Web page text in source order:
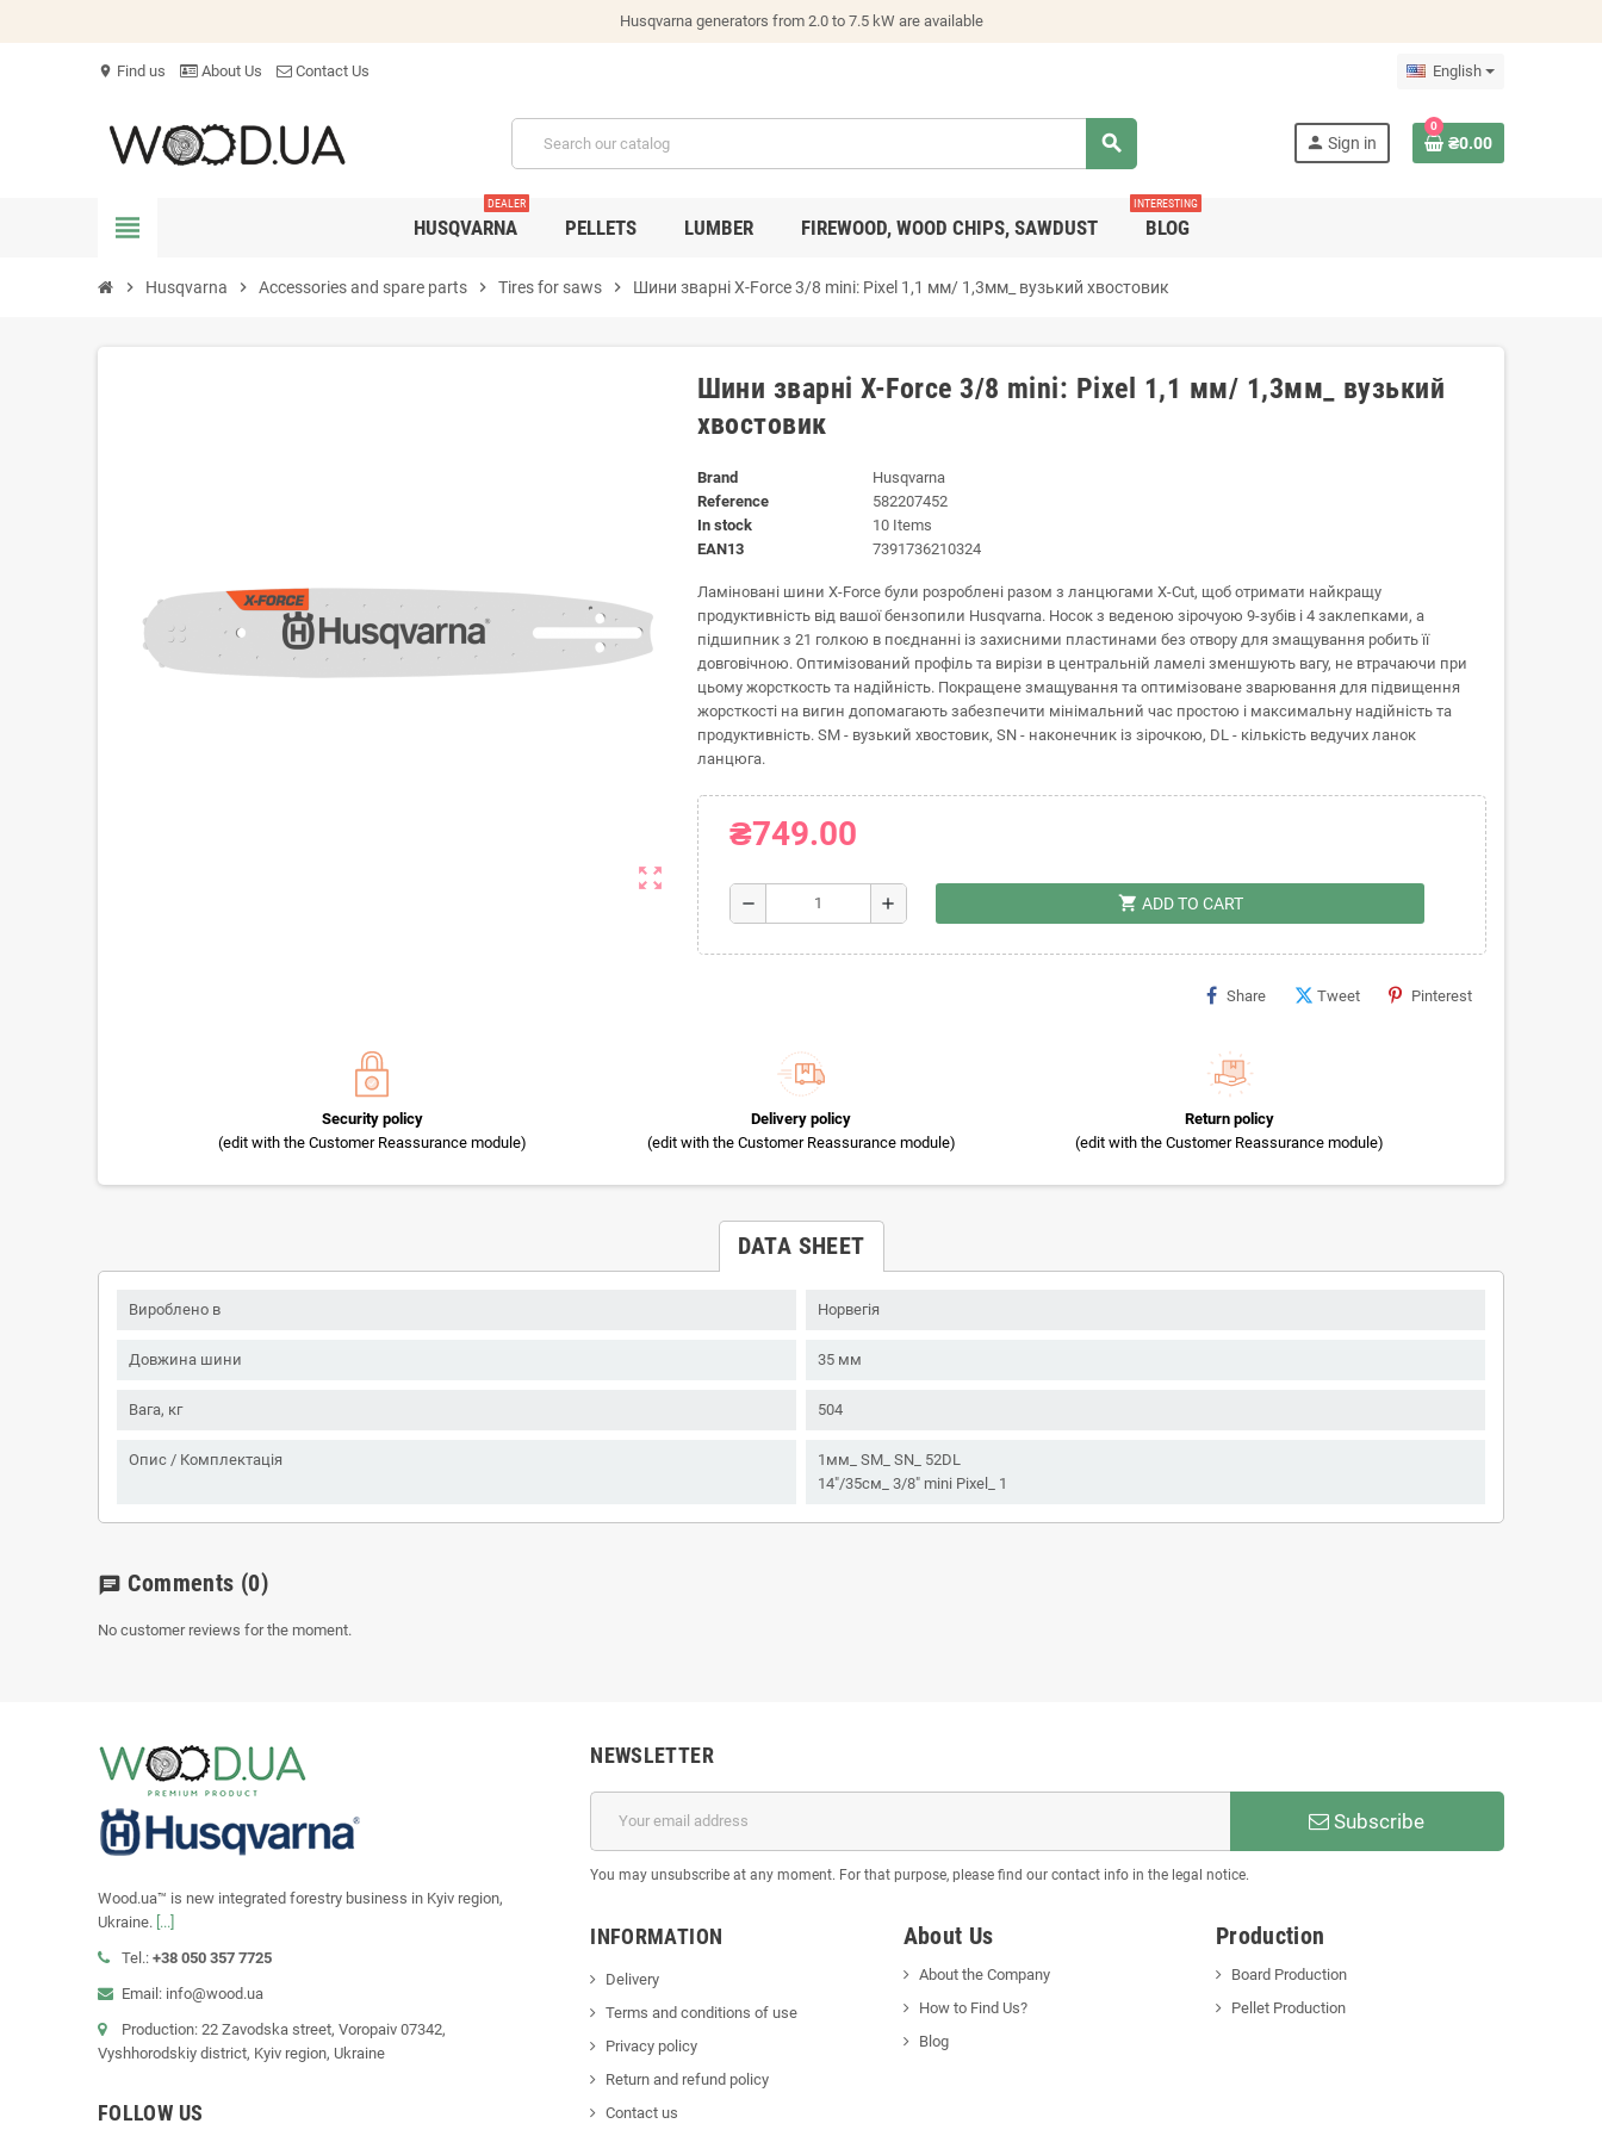
Husqvarna generators from 2.0 to 7.5 kW are available
location_on Find us About Us Contact Us English
search person Sign in
0
₴0.00
view_headline HUSQVARNA
DEALER
PELLETS LUMBER FIREWOOD, WOOD CHIPS, SAWDUST BLOG
INTERESTING
chevron_right Husqvarna chevron_right Accessories and spare parts chevron_right Tires for saws chevron_right Шини зварні X-Force 3/8 mini: Pixel 1,1 мм/ 1,3мм_ вузький хвостовик
zoom_out_map
Шини зварні X-Force 3/8 mini: Pixel 1,1 мм/ 1,3мм_ вузький
хвостовик
Brand
Husqvarna
Reference
582207452
In stock
10 Items
EAN13
7391736210324
Ламіновані шини X-Force були розроблені разом з ланцюгами X-Cut, щоб отримати найкращу
продуктивність від вашої бензопили Husqvarna. Носок з веденою зірочуою 9-зубів і 4 заклепками, а
підшипник з 21 голкою в поєднанні із захисними пластинами без отвору для змащування робить її
довговічною. Оптимізований профіль та вирізи в центральній ламелі зменшують вагу, не втрачаючи при
цьому жорсткость та надійність. Покращене змащування та оптимізоване зварювання для підвищення
жорсткості на вигин допомагають забезпечити мінімальний час простою і максимальну надійність та
продуктивність. SM - вузький хвостовик, SN - наконечник із зірочкою, DL - кількість ведучих ланок
ланцюга.
₴749.00
remove add shopping_cart ADD TO CART
Share Tweet Pinterest
Security policy
(edit with the Customer Reassurance module)
Delivery policy
(edit with the Customer Reassurance module)
Return policy
(edit with the Customer Reassurance module)
DATA SHEET
Вироблено в Норвегія
Довжина шини 35 мм
Вага, кг 504
Опис / Комплектація
1мм_ SM_ SN_ 52DL
14"/35см_ 3/8" mini Pixel_ 1
chat Comments (0)
No customer reviews for the moment.
Wood.ua™ is new integrated forestry business in Kyiv region,
Ukraine. [...]
Tel.: +38 050 357 7725
Email: info@wood.ua
Production: 22 Zavodska street, Voropaiv 07342,
Vyshhorodskiy district, Kyiv region, Ukraine
FOLLOW US
NEWSLETTER
Subscribe
You may unsubscribe at any moment. For that purpose, please find our contact info in the legal notice.
INFORMATION
Delivery
Terms and conditions of use
Privacy policy
Return and refund policy
Contact us
About Us
About the Company
How to Find Us?
Blog
Production
Board Production
Pellet Production